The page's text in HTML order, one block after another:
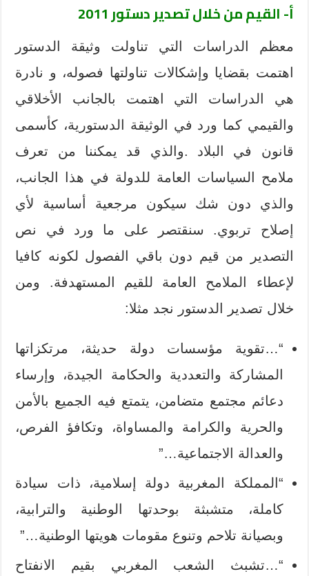
أ- القيم من خلال تصدير دستور 2011
معظم الدراسات التي تناولت وثيقة الدستور
اهتمت بقضايا وإشكالات تناولتها فصوله، و نادرة
هي الدراسات التي اهتمت بالجانب الأخلاقي
والقيمي كما ورد في الوثيقة الدستورية، كأسمى
قانون في البلاد .والذي قد يمكننا من تعرف
ملامح السياسات العامة للدولة في هذا الجانب،
والذي دون شك سيكون مرجعية أساسية لأي
إصلاح تربوي. سنقتصر على ما ورد في نص
التصدير من قيم دون باقي الفصول لكونه كافيا
لإعطاء الملامح العامة للقيم المستهدفة. ومن
خلال تصدير الدستور نجد مثلا:
“…تقوية مؤسسات دولة حديثة، مرتكزاتها
المشاركة والتعددية والحكامة الجيدة، وإرساء
دعائم مجتمع متضامن، يتمتع فيه الجميع بالأمن
والحرية والكرامة والمساواة، وتكافؤ الفرص،
والعدالة الاجتماعية…”
“المملكة المغربية دولة إسلامية، ذات سيادة
كاملة، متشبثة بوحدتها الوطنية والترابية،
وبصيانة تلاحم وتنوع مقومات هويتها الوطنية…”
“…تشبث الشعب المغربي بقيم الانفتاح